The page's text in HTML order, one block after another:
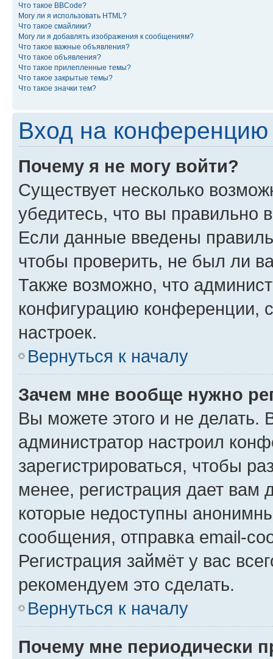
Что такое BBCode?
Могу ли я использовать HTML?
Что такое смайлики?
Могу ли я добавлять изображения к сообщениям?
Что такое важные объявления?
Что такое объявления?
Что такое прилепленные темы?
Что такое закрытые темы?
Что такое значки тем?
Вход на конференцию
Почему я не могу войти?
Существует несколько
убедитесь, что вы правильно
Если данные введены
чтобы проверить, не был ли
Также возможно, что
конфигурацию конференции,
настроек.
Вернуться к началу
Зачем мне вообще нужно
Вы можете этого и не делать.
администратор настроил
зарегистрироваться, чтобы
менее, регистрация дает вам
которые недоступны
сообщения, отправка email-
Регистрация займёт у вас
рекомендуем это сделать.
Вернуться к началу
Почему мне периодически